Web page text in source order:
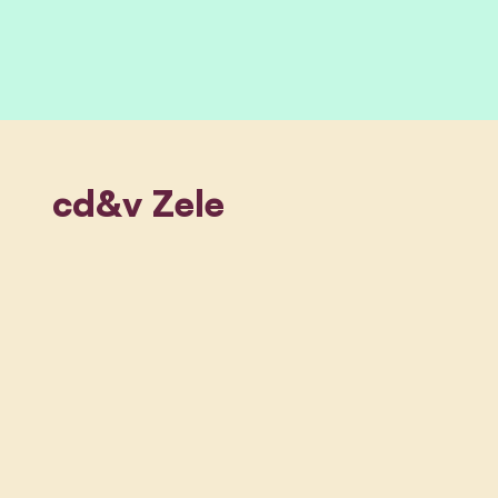
cd&v Zele